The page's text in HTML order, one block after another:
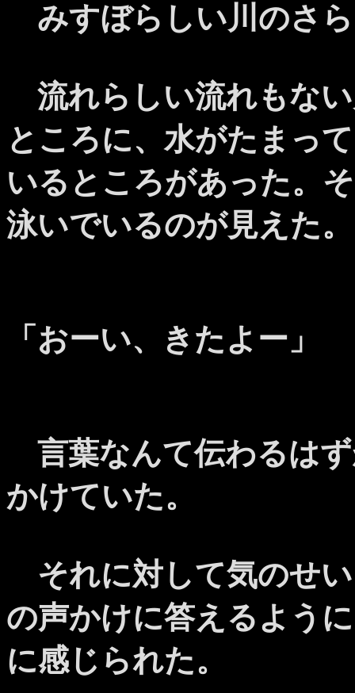
みすぼらしい川のさ
流れらしい流れもな
ところに、水がたまっ
いるところがあった。
泳いでいるのが見えた。
「おーい、きたよー」
言葉なんて伝わるは
かけていた。
それに対して気のせ
の声かけに答えるよう
に感じられた。